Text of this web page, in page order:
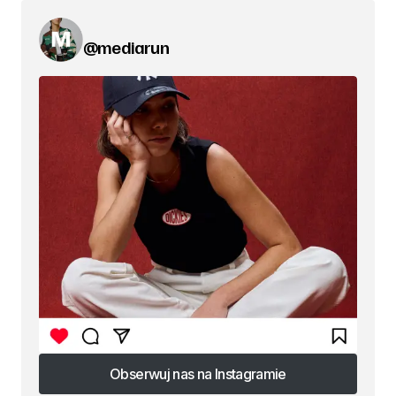
@mediarun
Obserwuj nas na Instagramie